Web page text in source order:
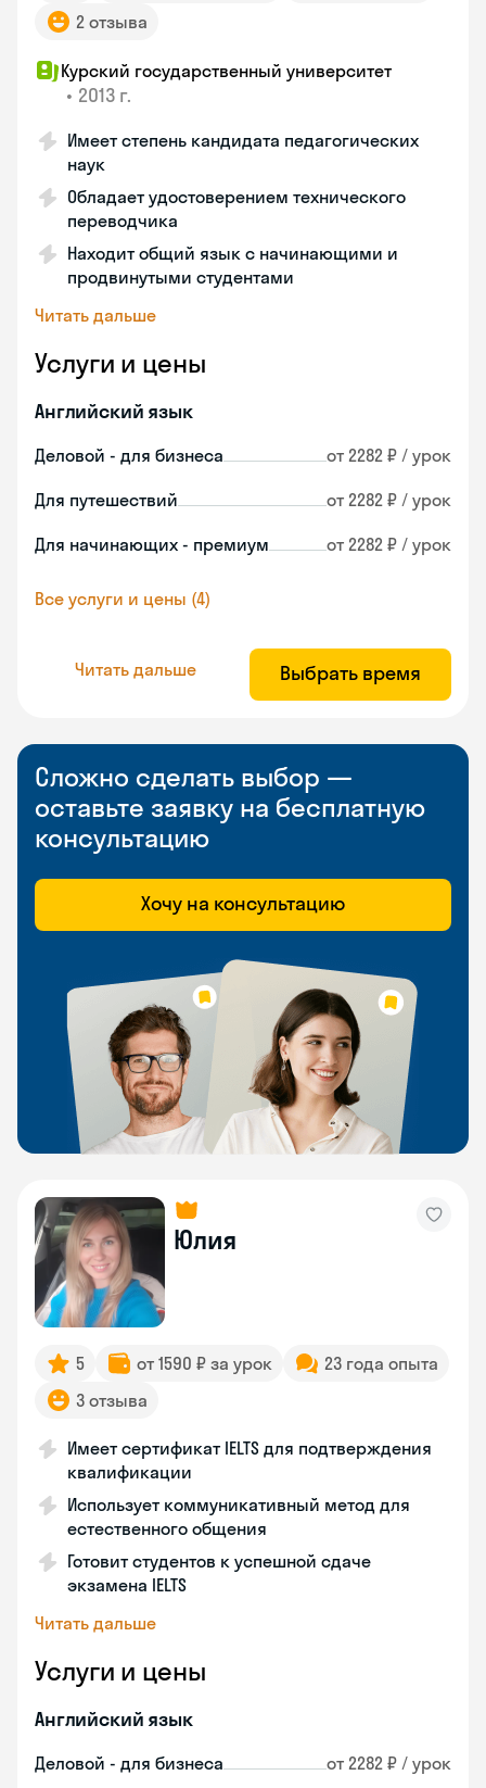
2 отзыва
Курский государственный университет
• 2013 г.
Имеет степень кандидата педагогических
наук
Обладает удостоверением технического
переводчика
Находит общий язык с начинающими и
продвинутыми студентами
Читать дальше
Услуги и цены
Английский язык
Деловой - для бизнеса от 2282 ₽ / урок
Для путешествий от 2282 ₽ / урок
Для начинающих - премиум от 2282 ₽ / урок
Все услуги и цены (4)
Читать дальше Выбрать время
Сложно сделать выбор —
оставьте заявку на бесплатную
консультацию
Хочу на консультацию
Юлия
5 от 1590 ₽ за урок
23 года опыта
3 отзыва
Имеет сертификат IELTS для подтверждения
квалификации
Использует коммуникативный метод для
естественного общения
Готовит студентов к успешной сдаче
экзамена IELTS
Читать дальше
Услуги и цены
Английский язык
Деловой - для бизнеса от 2282 ₽ / урок